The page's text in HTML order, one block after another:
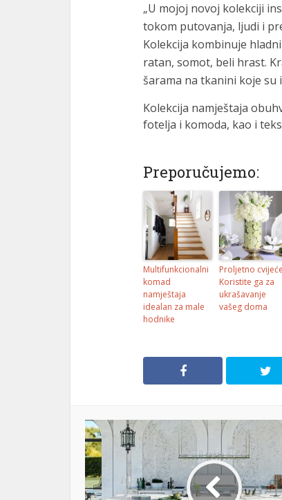
„U mojoj novoj kolekciji
tokom putovanja, ljudi i
Kolekcija kombinuje
ratan, somot, beli hrast.
šarama na tkanini koje
Kolekcija namještaja
fotelja i komoda, kao i
Preporučujemo:
Multifunkcionalni
komad
namještaja
idealan za male
hodnike
Proljetno
Koristite ga za
ukrašavanje
vašeg doma